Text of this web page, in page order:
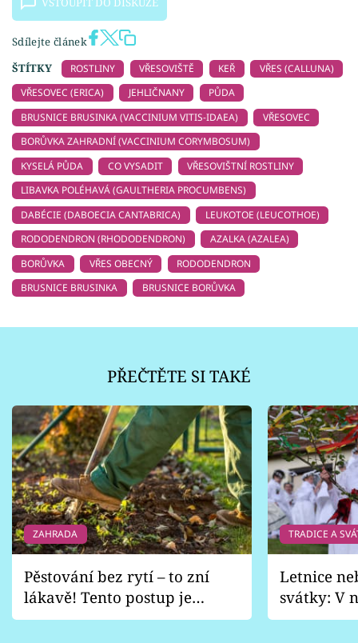
Sdílejte článek
ŠTÍTKY
ROSTLINY VŘESOVIŠTĚ KEŘ
VŘES (CALLUNA)
VŘESOVEC (ERICA)
JEHLIČNANY
PŮDA
BRUSNICE BRUSINKA (VACCINIUM VITIS-IDAEA)
VŘESOVEC
BORŮVKA ZAHRADNÍ (VACCINIUM CORYMBOSUM)
KYSELÁ PŮDA
CO VYSADIT
VŘESOVIŠTNÍ ROSTLINY
LIBAVKA POLÉHAVÁ (GAULTHERIA PROCUMBENS)
DABÉCIE (DABOECIA CANTABRICA)
LEUKOTOE (LEUCOTHOE)
RODODENDRON (RHODODENDRON)
AZALKA (AZALEA)
BORŮVKA
VŘES OBECNÝ
RODODENDRON
BRUSNICE BRUSINKA
BRUSNICE BORŮVKA
PŘEČTĚTE SI TAKÉ
ZAHRADA
Pěstování bez rytí – to zní
lákavě! Tento postup je
vhodný jen pro některé
TRADICE A
Letnice
svátky: V
pondělí